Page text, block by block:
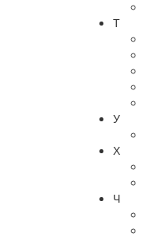
Т
У
Х
Ч